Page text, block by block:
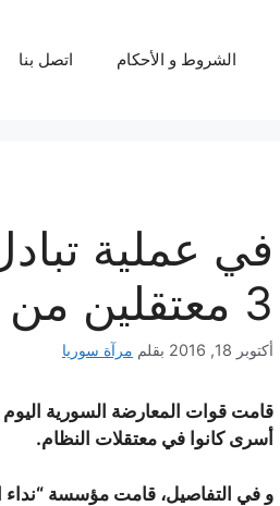
الشروط و الأحكام اتصل بنا
في عملية
3 معتقلين من سجون النظام
أكتوبر 18, 2016 بقلم مرآة سوريا
أسرى كانوا في معتقلات النظام.
و في التفاصيل، قامت مؤسسة “نداء